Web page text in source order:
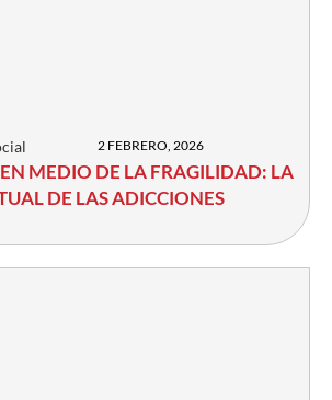
2 FEBRERO, 2026
MEDIO DE LA FRAGILIDAD: LA
DE LAS ADICCIONES